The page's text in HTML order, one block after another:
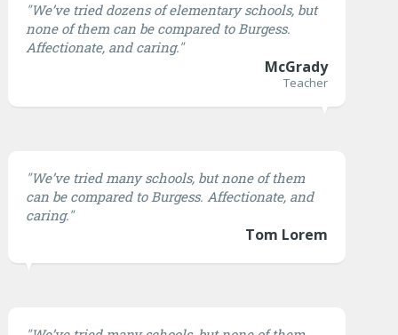
"We’ve tried dozens of elementary schools, but
none of them can be compared to Burgess.
Affectionate, and caring."
McGrady
Teacher
"We’ve tried many schools, but none of them
can be compared to Burgess. Affectionate, and
caring."
Tom Lorem